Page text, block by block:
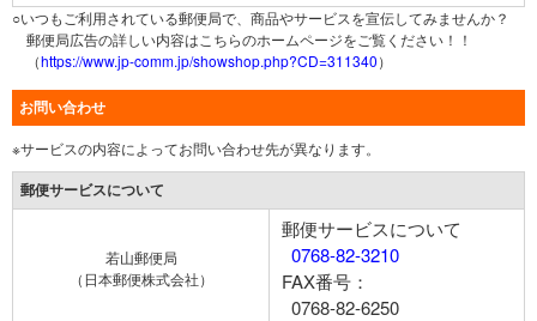
○いつもご利用されている郵便局で、商品やサービスを宣伝してみませんか？
郵便局広告の詳しい内容はこちらのホームページをご覧ください！！
（https://www.jp-comm.jp/showshop.php?CD=311340）
お問い合わせ
※サービスの内容によってお問い合わせ先が異なります。
郵便サービスについて
若山郵便局
（日本郵便株式会社）
郵便サービスについて
0768-82-3210
FAX番号：
0768-82-6250